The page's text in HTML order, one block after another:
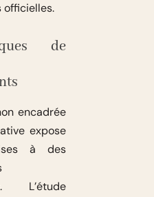
officielles.
de
encadrée
expose
à des
L’étude